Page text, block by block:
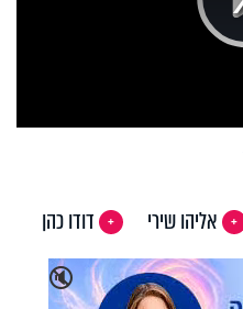
אליהו שירי
דודו כהן
🔇